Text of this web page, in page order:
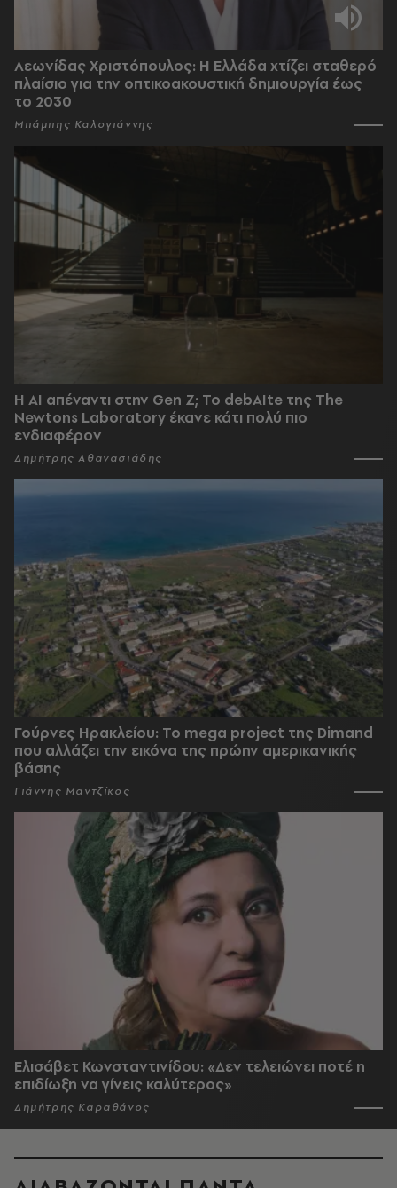
Λεωνίδας Χριστόπουλος: Η Ελλάδα χτίζει σταθερό
πλαίσιο για την οπτικοακουστική δημιουργία έως
το 2030
Μπάμπης Καλογιάννης
Η AI απέναντι στην Gen Z; Το debAIte της The
Newtons Laboratory έκανε κάτι πολύ πιο
ενδιαφέρον
Δημήτρης Αθανασιάδης
Γούρνες Ηρακλείου: To mega project της Dimand
που αλλάζει την εικόνα της πρώην αμερικανικής
βάσης
Γιάννης Μαντζίκος
Ελισάβετ Κωνσταντινίδου: «Δεν τελειώνει ποτέ η
επιδίωξη να γίνεις καλύτερος»
Δημήτρης Καραθάνος